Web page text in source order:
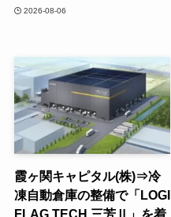
2026-08-06
霞ヶ関キャピタル(株)⇒冷
凍自動倉庫の整備で「LOGI
FLAG TECH 三芳Ⅱ」を着